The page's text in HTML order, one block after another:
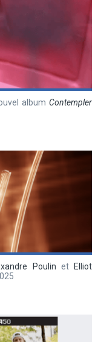
albumContempler
Poulin et
Elliot